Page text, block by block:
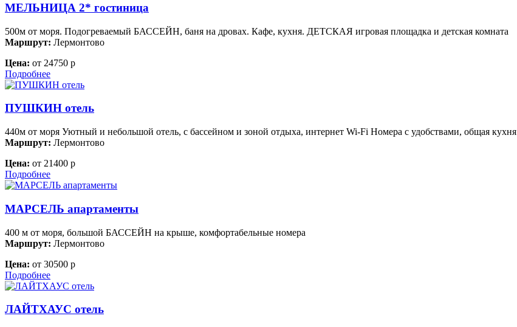
МЕЛЬНИЦА 2* гостиница
500м от моря. Подогреваемый БАССЕЙН, баня на дровах. Кафе, кухня. ДЕТСКАЯ игровая площадка и детская комната
Маршрут: Лермонтово
Цена: от 24750 р
Подробнее
ПУШКИН отель
440м от моря Уютный и небольшой отель, с бассейном и зоной отдыха, интернет Wi-Fi Номера с удобствами, общая кухня
Маршрут: Лермонтово
Цена: от 21400 р
Подробнее
МАРСЕЛЬ апартаменты
400 м от моря, большой БАССЕЙН на крыше, комфортабельные номера
Маршрут: Лермонтово
Цена: от 30500 р
Подробнее
ЛАЙТХАУС отель